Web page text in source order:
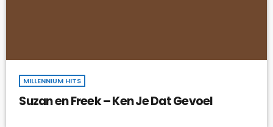
MILLENNIUM HITS
Suzan en Freek – Ken Je Dat Gevoel